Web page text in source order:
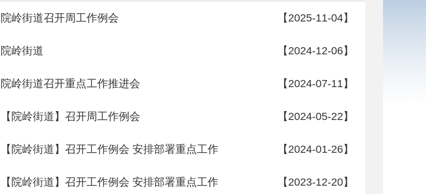
院岭街道召开周工作例会 【2025-11-04】
院岭街道 【2024-12-06】
院岭街道召开重点工作推进会 【2024-07-11】
【院岭街道】召开周工作例会 【2024-05-22】
【院岭街道】召开工作例会 安排部署重点工作 【2024-01-26】
【院岭街道】召开工作例会 安排部署重点工作 【2023-12-20】